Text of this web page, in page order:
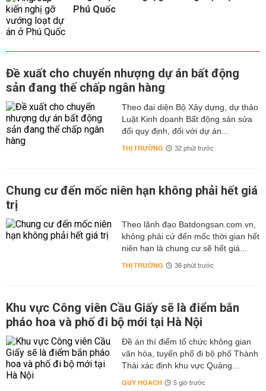
Phú Quốc
Đề xuất cho chuyển nhượng dự án bất động
sản đang thế chấp ngân hàng
Theo đại diện Bộ Xây dựng, dự thảo
Luật Kinh doanh Bất động sản sửa
đổi quy định, đối với dự án...
THỊ TRƯỜNG 32 phút trước
Chung cư đến mốc niên hạn không phải hết giá
trị
Theo lãnh đạo Batdongsan.com.vn,
không phải cứ đến mốc thời gian hết
niên hạn là chung cư sẽ hết giá...
THỊ TRƯỜNG 36 phút trước
Khu vực Công viên Cầu Giấy sẽ là điểm bắn
pháo hoa và phố đi bộ mới tại Hà Nội
Đề án thí điểm tổ chức không gian
văn hóa, tuyến phố đi bộ phố Thành
Thái xác định khu vực Quảng...
QUY HOẠCH 5 giờ trước